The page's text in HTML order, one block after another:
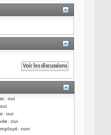
:oui
oui
:oui
:oui
:non